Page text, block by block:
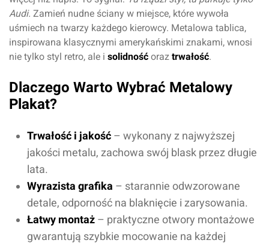
Audi. Zamień nudne ściany w miejsce, które wywoła
uśmiech na twarzy każdego kierowcy. Metalowa tablica,
inspirowana klasycznymi amerykańskimi znakami, wnosi
nie tylko styl retro, ale i solidność oraz trwałość.
Dlaczego Warto Wybrać Metalowy
Plakat?
Trwałość i jakość – wykonany z najwyższej
jakości metalu, zachowa swój blask przez długie
lata.
Wyrazista grafika – starannie odwzorowane
detale, odporność na blaknięcie i zarysowania.
Łatwy montaż – praktyczne otwory montażowe
gwarantują szybkie mocowanie na każdej